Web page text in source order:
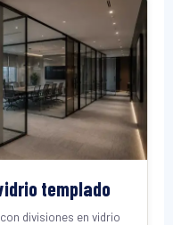
templado
divisiones en vidrio